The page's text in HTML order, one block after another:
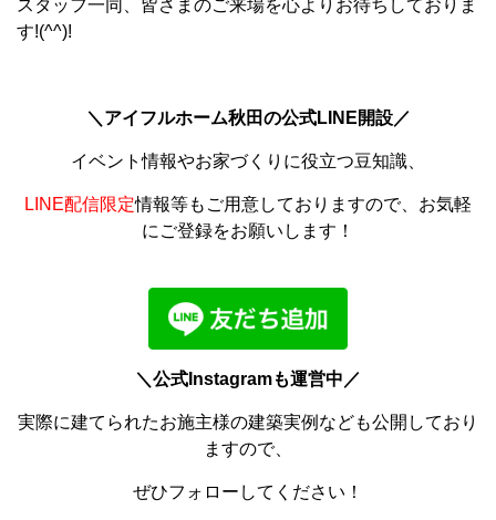
スタッフ一同、皆さまのご来場を心よりお待ちしておりま
す!(^^)!
＼アイフルホーム秋田の公式LINE開設／
イベント情報やお家づくりに役立つ豆知識、
LINE配信限定情報等もご用意しておりますので、お気軽
にご登録をお願いします！
＼公式Instagramも運営中／
実際に建てられたお施主様の建築実例なども公開しており
ますので、
ぜひフォローしてください！